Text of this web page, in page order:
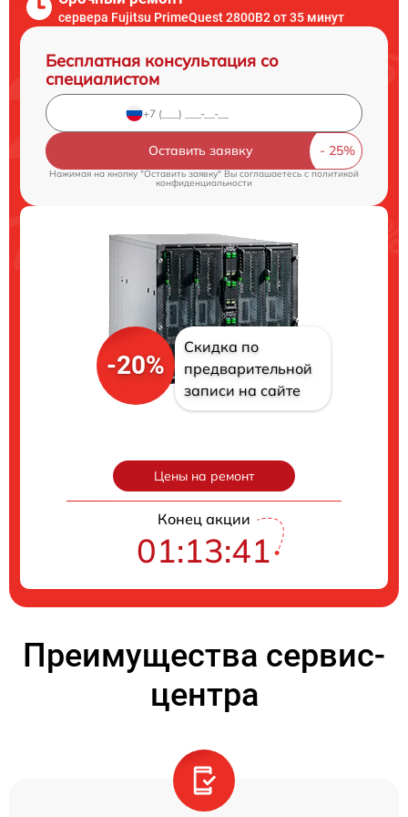
сервера Fujitsu PrimeQuest 2800B2 от 35 минут
Бесплатная консультация со
специалистом
Оставить заявку
Нажимая на кнопку "Оставить заявку" Вы соглашаетесь cполитикой
конфиденциальности
-20%
Скидка по
предварительной
записи на сайте
Цены на ремонт
Конец акции
01:13:41
Преимущества сервис-
центра